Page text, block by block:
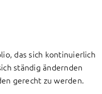
das sich kontinuierlich
ständig ändernden
gerecht zu werden.